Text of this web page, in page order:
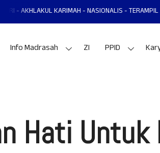
KARIMAH - NASIONALIS - TERAMPIL - ADAPTIF -
Info Madrasah ZI PPID
Hati Untuk